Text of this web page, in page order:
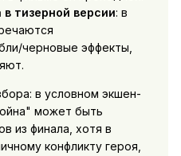
тизерной версии: в
черновые эффекты,
в условном экшен-
может быть
из финала, хотя в
конфликту героя,